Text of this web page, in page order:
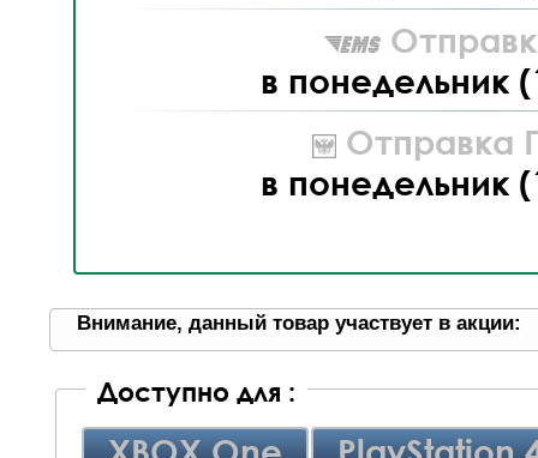
в понедельник
Отправка
в понедельник
Внимание, данный товар участвует в акции:
Доступно для :